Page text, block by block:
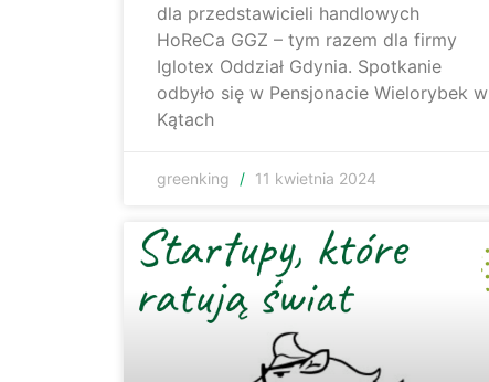
dla przedstawicieli handlowych
HoReCa GGZ – tym razem dla firmy
Iglotex Oddział Gdynia. Spotkanie
odbyło się w Pensjonacie Wielorybek w
Kątach
greenking 11 kwietnia 2024